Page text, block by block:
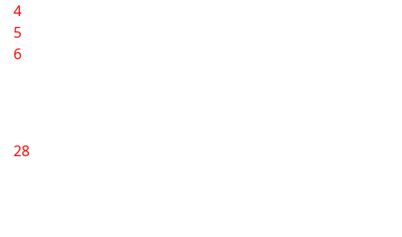
4
5
6
28